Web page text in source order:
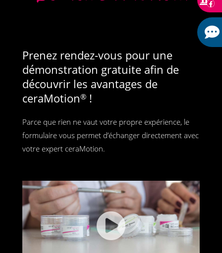
Prenez rendez-vous pour une
démonstration gratuite afin de
découvrir les avantages de
ceraMotion® !
Parce que rien ne vaut votre propre expérience, le
formulaire vous permet d’échanger directement avec
votre expert ceraMotion.